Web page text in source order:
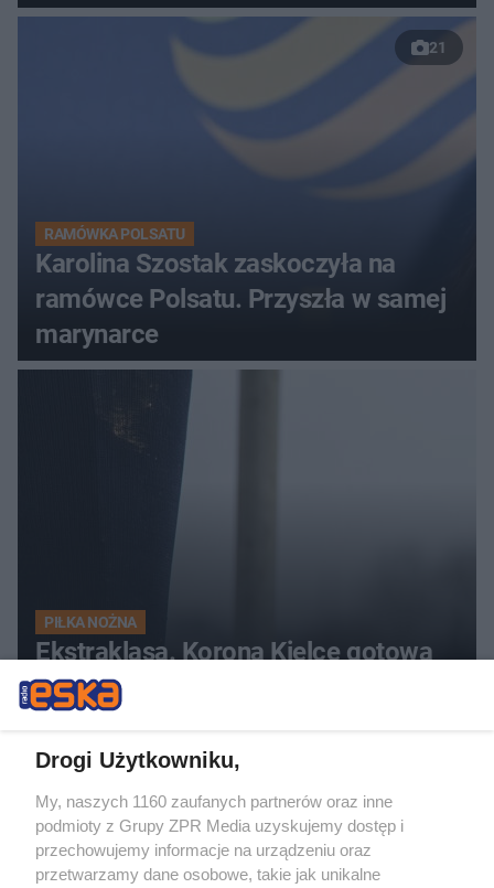
przed Karpaczem
21
RAMÓWKA POLSATU
Karolina Szostak zaskoczyła na
ramówce Polsatu. Przyszła w samej
marynarce
PIŁKA NOŻNA
Ekstraklasa. Korona Kielce gotowa
na starcie z liderem
Drogi Użytkowniku,
My, naszych 1160 zaufanych partnerów oraz inne
podmioty z Grupy ZPR Media uzyskujemy dostęp i
przechowujemy informacje na urządzeniu oraz
przetwarzamy dane osobowe, takie jak unikalne